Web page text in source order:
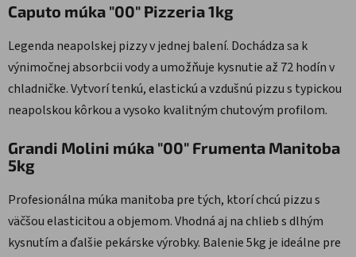
Caputo múka "00" Pizzeria 1kg
Legenda neapolskej pizzy v jednej balení. Dochádza sa k
výnimočnej absorbcii vody a umožňuje kysnutie až 72 hodín v
chladničke. Vytvorí tenkú, elastickú a vzdušnú pizzu s typickou
neapolskou kôrkou a vysoko kvalitným chutovým profilom.
Grandi Molini múka "00" Frumenta Manitoba
5kg
Profesionálna múka manitoba pre tých, ktorí chcú pizzu s
väčšou elasticitou a objemom. Vhodná aj na chlieb s dlhým
kysnutím a ďalšie pekárske výrobky. Balenie 5kg je ideálne pre